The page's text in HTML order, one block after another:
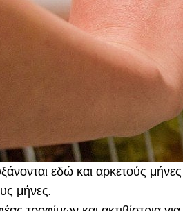
εδώ και αρκετούς
μήνες.